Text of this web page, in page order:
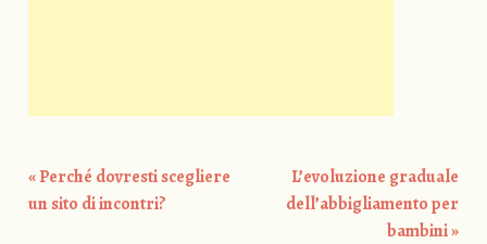
Post navigation
«Perché dovresti scegliere
un sito di incontri?
L’evoluzione graduale
dell’abbigliamento per
bambini»